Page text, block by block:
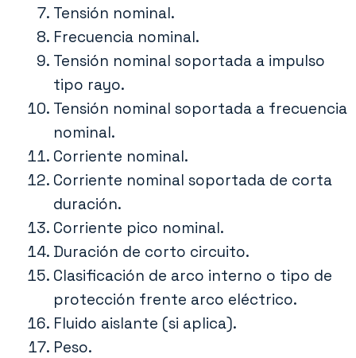
Tensión nominal.
Frecuencia nominal.
Tensión nominal soportada a impulso
tipo rayo.
Tensión nominal soportada a frecuencia
nominal.
Corriente nominal.
Corriente nominal soportada de corta
duración.
Corriente pico nominal.
Duración de corto circuito.
Clasificación de arco interno o tipo de
protección frente arco eléctrico.
Fluido aislante (si aplica).
Peso.